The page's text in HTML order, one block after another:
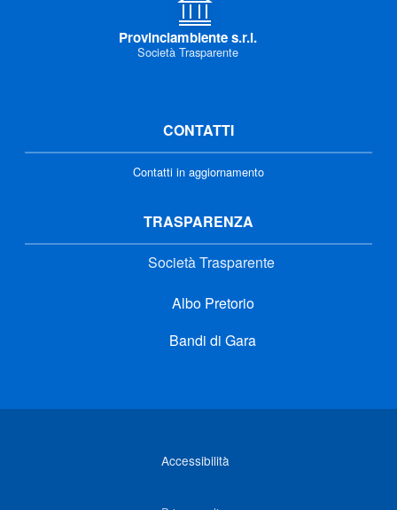
Provinciambiente s.r.l.
Società Trasparente
CONTATTI
Contatti in aggiornamento
TRASPARENZA
Società Trasparente
Albo Pretorio
Bandi di Gara
Accessibilità